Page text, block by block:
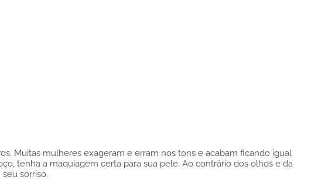
Muitas mulheres exageram e erram nos tons e acabam ficando igual
tenha a maquiagem certa para sua pele. Ao contrário dos olhos e da
sorriso.